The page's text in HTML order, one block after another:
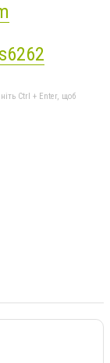
Ctrl + Enter, щоб